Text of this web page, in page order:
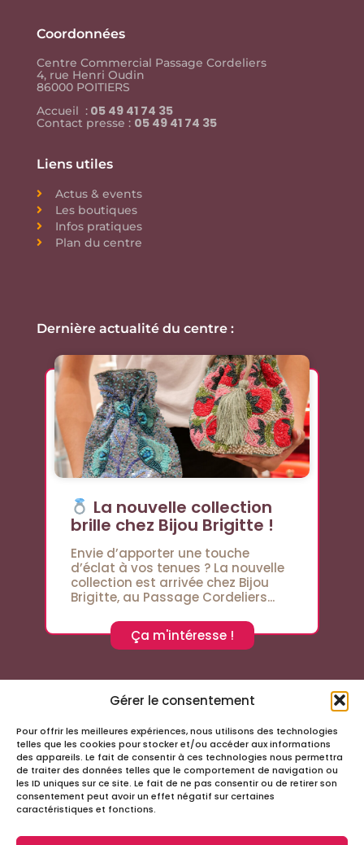
Gérer le consentement
Pour offrir les meilleures expériences, nous utilisons des technologies
telles que les cookies pour stocker et/ou accéder aux informations
des appareils. Le fait de consentir à ces technologies nous permettra
de traiter des données telles que le comportement de navigation ou
les ID uniques sur ce site. Le fait de ne pas consentir ou de retirer son
consentement peut avoir un effet négatif sur certaines
caractéristiques et fonctions.
Coordonnées
Centre Commercial Passage Cordeliers
4, rue Henri Oudin
86000 POITIERS
Accueil : 05 49 41 74 35
Contact presse : 05 49 41 74 35
Liens utiles
Actus & events
Les boutiques
Infos pratiques
Plan du centre
Dernière actualité du centre :
La nouvelle collection
brille chez Bijou Brigitte !
Envie d’apporter une touche
d’éclat à vos tenues ? La nouvelle
collection est arrivée chez Bijou
Brigitte, au Passage Cordeliers...
Ça m'intéresse !
Suivez-nous sur les réseaux sociaux